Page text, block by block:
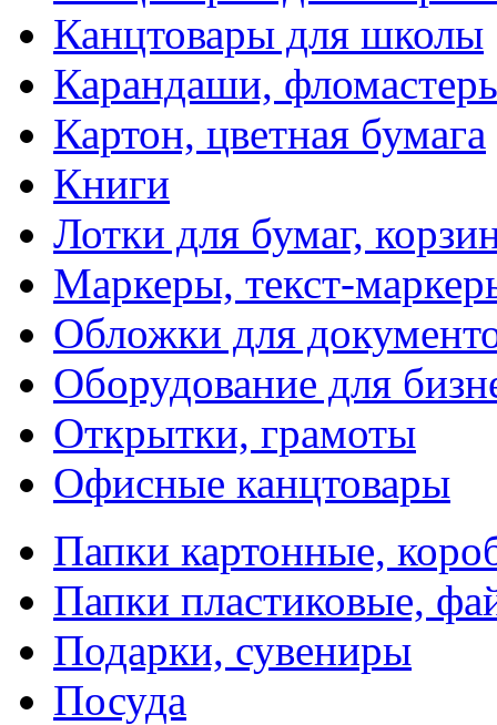
Канцтовары для школы
Карандаши,
Картон, цветная бумага
Книги
Лотки для бумаг,
Маркеры, текст-
Обложки для
Оборудование для
Открытки, грамоты
Офисные канцтовары
Папки картонные,
Папки пластиковые,
Подарки, сувениры
Посуда